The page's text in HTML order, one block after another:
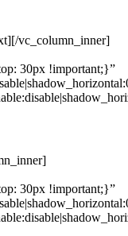
vc_column_inner]
30px !important;}”
30px !important;}”